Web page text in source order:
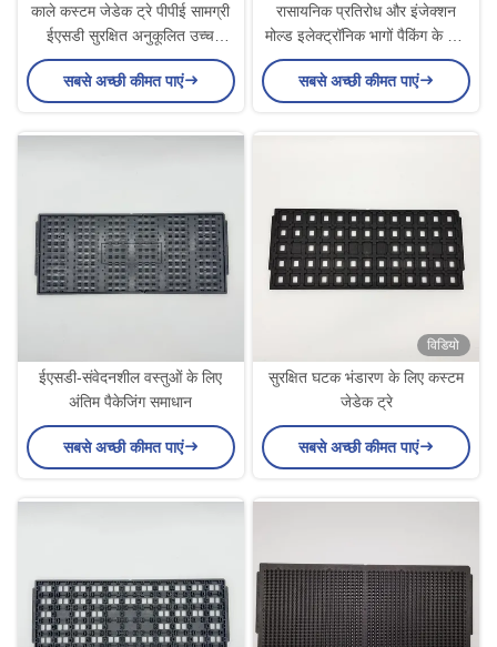
काले कस्टम जेडेक ट्रे पीपीई सामग्री
ईएसडी सुरक्षित अनुकूलित उच्च
तापमान आईसी ट्रे के लिए
सबसे अच्छी कीमत पाएं
रासायनिक प्रतिरोध और इंजेक्शन
मोल्ड इलेक्ट्रॉनिक भागों पैकिंग के लिए
कस्टम जेडेक ट्रे में
सबसे अच्छी कीमत पाएं
ईएसडी-संवेदनशील वस्तुओं के लिए
अंतिम पैकेजिंग समाधान
सबसे अच्छी कीमत पाएं
विडियो
सुरक्षित घटक भंडारण के लिए कस्टम
जेडेक ट्रे
सबसे अच्छी कीमत पाएं